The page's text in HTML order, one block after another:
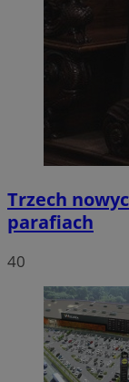
Trzech
parafiach
40